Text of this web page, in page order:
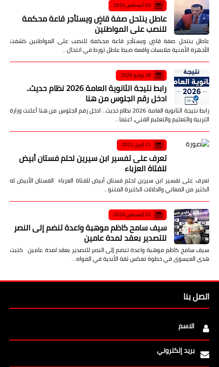
03 أغسطس 2026
عاطل ينتحل صفة قاضٍ ويستأجر قاعة محكمة
للنصب على المواطنين
عاطل ينتحل صفة قاضٍ ويستأجر قاعة محكمة للنصب على المواطنين كشفت
الأجهزة الأمنية ملابسات واقعة ضبط عاطل تورط في انتحال…
28 يوليو 2026
رابط نتيجة الثانوية العامة 2026 نظام حديث..
ادخل رقم الجلوس من هنا
رابط نتيجة الثانوية العامة 2026 نظام حديث.. ادخل رقم الجلوس من هنا أعلنت وزارة
التربية والتعليم والتعليم الفني، اعتما…
21 أبريل 2022
تعرف على تفسير ابن سيرين لحلم فستان أبيض
للفتاة العزباء
تعرف على تفسير ابن سيرين لحلم فستان أبيض للفتاة العزباء الفستان الأبيض له
الكثير من المعاني والدلالات الكثيرة المتنو…
02 أغسطس 2026
سيف سامح كاظم موهبة واعدة تنضم إلى النصر
للتصدير بعقد لمدة عامين
سيف سامح كاظم موهبة واعدة تنضم إلى النصر للتصدير بعقد لمدة عامين كتبت
هدى العيسوى في خطوة تعكس ثقة الأندية في المواه…
اتصل بنا
الاسم
بريد إلكتروني